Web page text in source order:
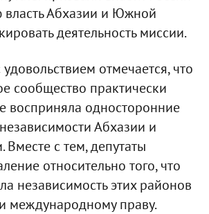
власть Абхазии и Южной
деятельность миссии.
отмечается, что
сообщество практически
восприняла односторонние
Абхазии и
с тем, депутаты
относительно того, что
независимость этих районов
международному праву.